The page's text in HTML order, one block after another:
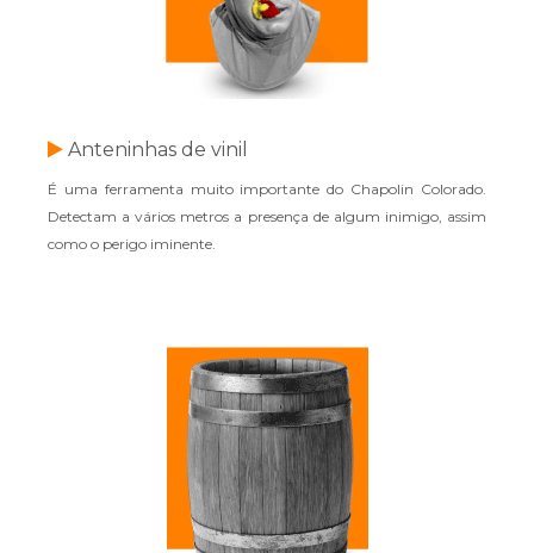
Anteninhas de vinil
É uma ferramenta muito importante do Chapolin Colorado.
Detectam a vários metros a presença de algum inimigo, assim
como o perigo iminente.